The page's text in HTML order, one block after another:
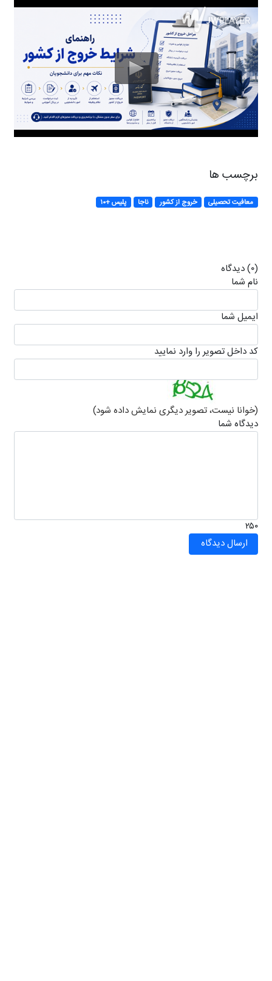
برچسب ها
معافیت تحصیلی خروج از کشور ناجا پلیس +۱۰
(۰) دیدگاه
نام شما
ايميل شما
كد داخل تصویر را وارد نمایید
(خوانا نیست، تصویر دیگری نمایش داده شود)
دیدگاه شما
۲۵۰